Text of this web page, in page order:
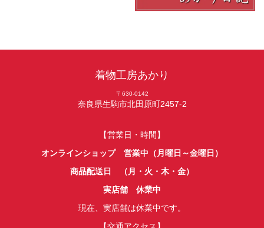
着物工房あかり
〒630-0142
奈良県生駒市北田原町2457-2
【営業日・時間】
オンラインショップ 営業中（月曜日～金曜日）
商品配送日 （月・火・木・金）
実店舗 休業中
現在、実店舗は休業中です。